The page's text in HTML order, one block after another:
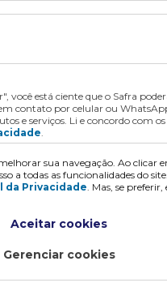
você está ciente que o Safra
contato por celular ou
e serviços. Li e concordo com
.
Continuar
sua navegação. Ao clicar
a todas as funcionalidades do
da Privacidade. Mas, se preferir,
Aceitar cookies
Gerenciar cookies